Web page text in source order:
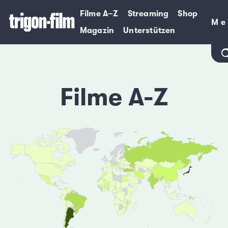
Filme A–Z Streaming
Shop
Magazin
Unterstützen
Filme A-Z